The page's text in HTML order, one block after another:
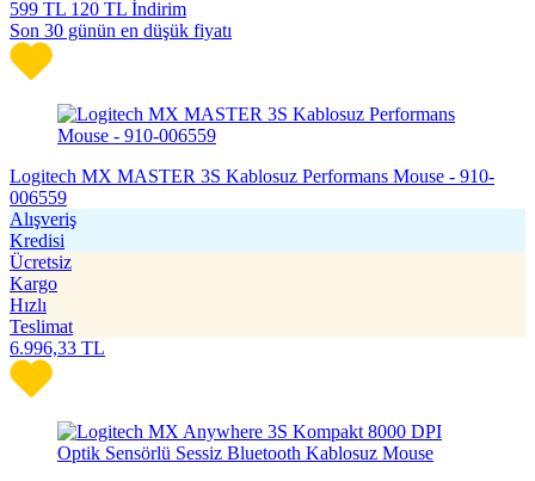
599 TL 120 TL İndirim
Son 30 günün en düşük fiyatı
Logitech MX MASTER 3S Kablosuz Performans Mouse - 910-
006559
Alışveriş
Kredisi
Ücretsiz
Kargo
Hızlı
Teslimat
6.996,33 TL